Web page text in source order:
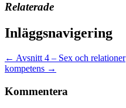
Relaterade
Inläggsnavigering
← Avsnitt 4 – Sex och relationer
kompetens →
Kommentera